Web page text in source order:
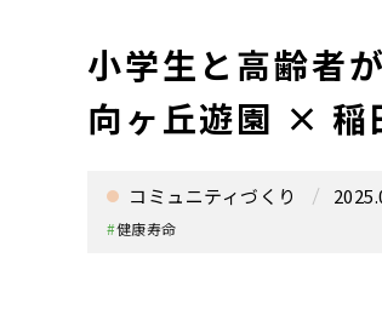
小学生と高齢者
向ヶ丘遊園 ×
コミュニティづくり
#健康寿命